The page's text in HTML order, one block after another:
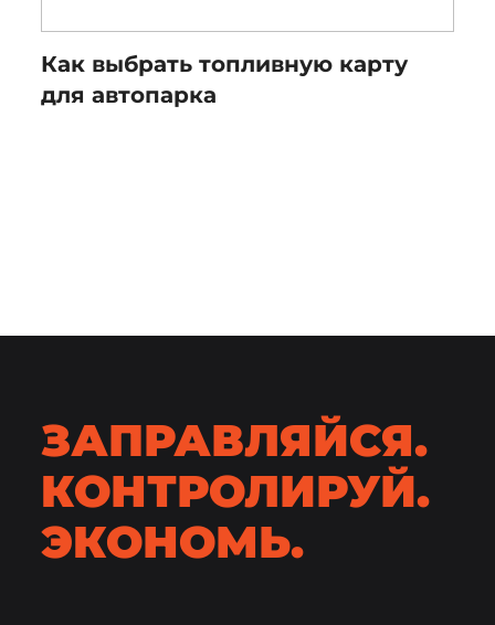
Как выбрать топливную карту
для автопарка
ЗАПРАВЛЯЙСЯ.
КОНТРОЛИРУЙ.
ЭКОНОМЬ.